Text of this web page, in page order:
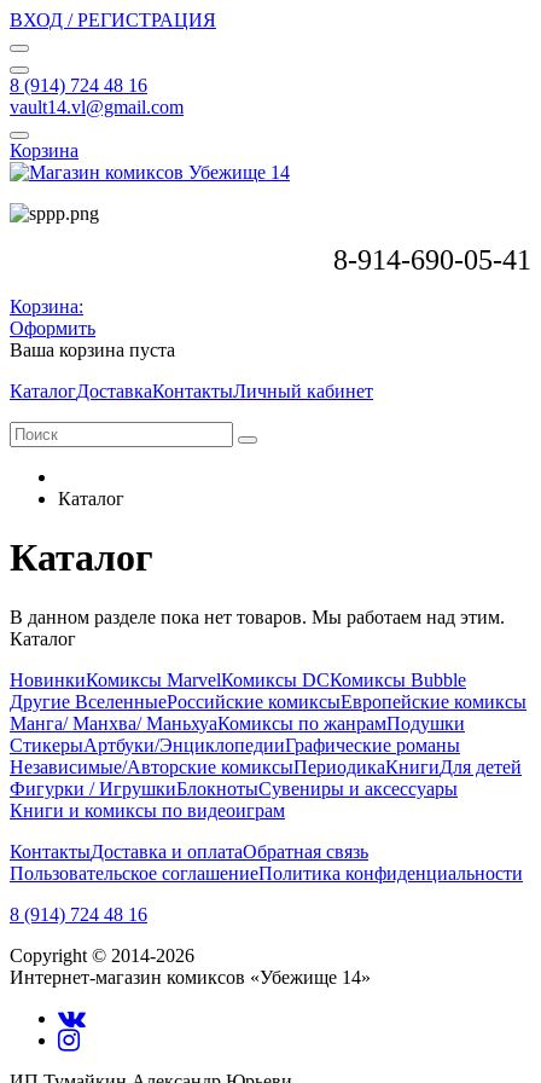
ВХОД / РЕГИСТРАЦИЯ
8 (914) 724 48 16
vault14.vl@gmail.com
Корзина
8-914-690-05-41
Корзина:
Оформить
Ваша корзина пуста
КаталогДоставкаКонтактыЛичный кабинет
Каталог
Каталог
В данном разделе пока нет товаров. Мы работаем над этим.
Каталог
НовинкиКомиксы MarvelКомиксы DCКомиксы Bubble
Другие ВселенныеРоссийские комиксыЕвропейские комиксы
Манга/ Манхва/ МаньхуаКомиксы по жанрамПодушки
СтикерыАртбуки/ЭнциклопедииГрафические романы
Независимые/Авторские комиксыПериодикаКнигиДля детей
Фигурки / ИгрушкиБлокнотыСувениры и аксессуары
Книги и комиксы по видеоиграм
КонтактыДоставка и оплатаОбратная связь
Пользовательское соглашениеПолитика конфиденциальности
8 (914) 724 48 16
Copyright © 2014-2026
Интернет-магазин комиксов «Убежище 14»